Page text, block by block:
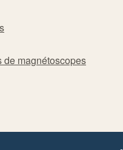
de magnétoscopes